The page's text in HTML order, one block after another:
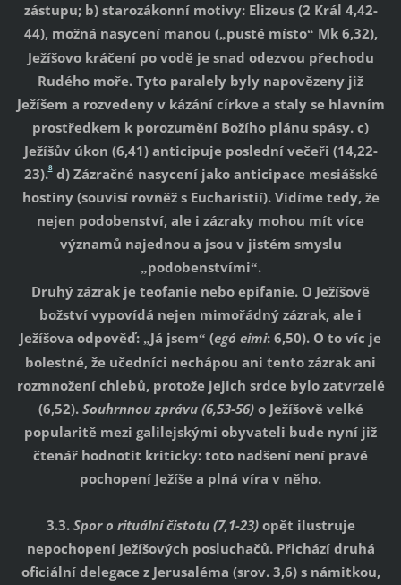
zástupu; b) starozákonní motivy: Elizeus (2 Král 4,42-
44), možná nasycení manou („pusté místo“ Mk 6,32),
Ježíšovo kráčení po vodě je snad odezvou přechodu
Rudého moře. Tyto paralely byly napovězeny již
Ježíšem a rozvedeny v kázání církve a staly se hlavním
prostředkem k porozumění Božího plánu spásy. c)
Ježíšův úkon (6,41) anticipuje poslední večeři (14,22-
23).8d) Zázračné nasycení jako anticipace mesiášské
hostiny (souvisí rovněž s Eucharistií). Vidíme tedy, že
nejen podobenství, ale i zázraky mohou mít více
významů najednou a jsou v jistém smyslu
„podobenstvími“.
Druhý zázrak je teofanie nebo epifanie. O Ježíšově
božství vypovídá nejen mimořádný zázrak, ale i
Ježíšova odpověď: „Já jsem“ (egó eimi: 6,50). O to víc je
bolestné, že učedníci nechápou ani tento zázrak ani
rozmnožení chlebů, protože jejich srdce bylo zatvrzelé
(6,52). Souhrnnou zprávu (6,53-56) o Ježíšově velké
popularitě mezi galilejskými obyvateli bude nyní již
čtenář hodnotit kriticky: toto nadšení není pravé
pochopení Ježíše a plná víra v něho.
3.3. Spor o rituální čistotu (7,1-23) opět ilustruje
nepochopení Ježíšových posluchačů. Přichází druhá
oficiální delegace z Jerusaléma (srov. 3,6) s námitkou,